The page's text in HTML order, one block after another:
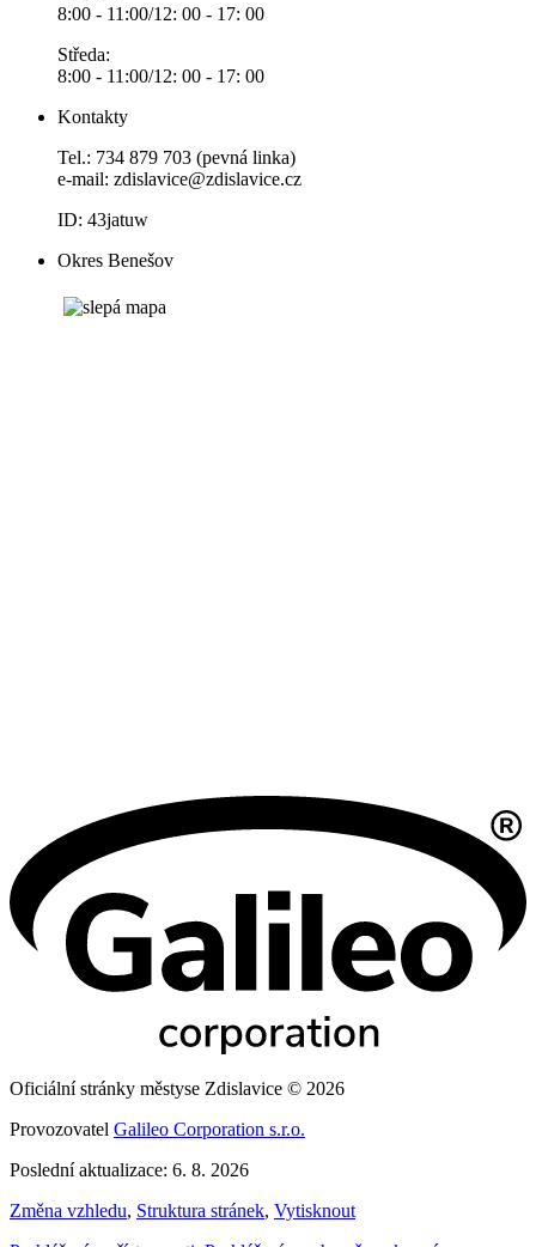
8:00 - 11:00/12: 00 - 17: 00
Středa:
8:00 - 11:00/12: 00 - 17: 00
Kontakty
Tel.: 734 879 703 (pevná linka)
e-mail: zdislavice@zdislavice.cz
ID: 43jatuw
Okres Benešov
Oficiální stránky městyse Zdislavice © 2026
Provozovatel Galileo Corporation s.r.o.
Poslední aktualizace: 6. 8. 2026
Změna vzhledu, Struktura stránek, Vytisknout